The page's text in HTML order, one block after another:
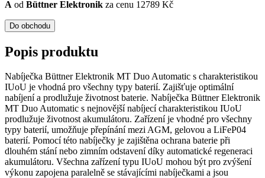
A od Büttner Elektronik za cenu 12789 Kč
Do obchodu
Popis produktu
Nabíječka Büttner Elektronik MT Duo Automatic s charakteristikou
IUoU je vhodná pro všechny typy baterií. Zajišťuje optimální
nabíjení a prodlužuje životnost baterie. Nabíječka Büttner Elektronik
MT Duo Automatic s nejnovější nabíjecí charakteristikou IUoU
prodlužuje životnost akumulátoru. Zařízení je vhodné pro všechny
typy baterií, umožňuje přepínání mezi AGM, gelovou a LiFeP04
baterií. Pomocí této nabíječky je zajištěna ochrana baterie při
dlouhém stání nebo zimním odstavení díky automatické regeneraci
akumulátoru. Všechna zařízení typu IUoU mohou být pro zvýšení
výkonu zapojena paralelně se stávajícími nabíječkami a jsou